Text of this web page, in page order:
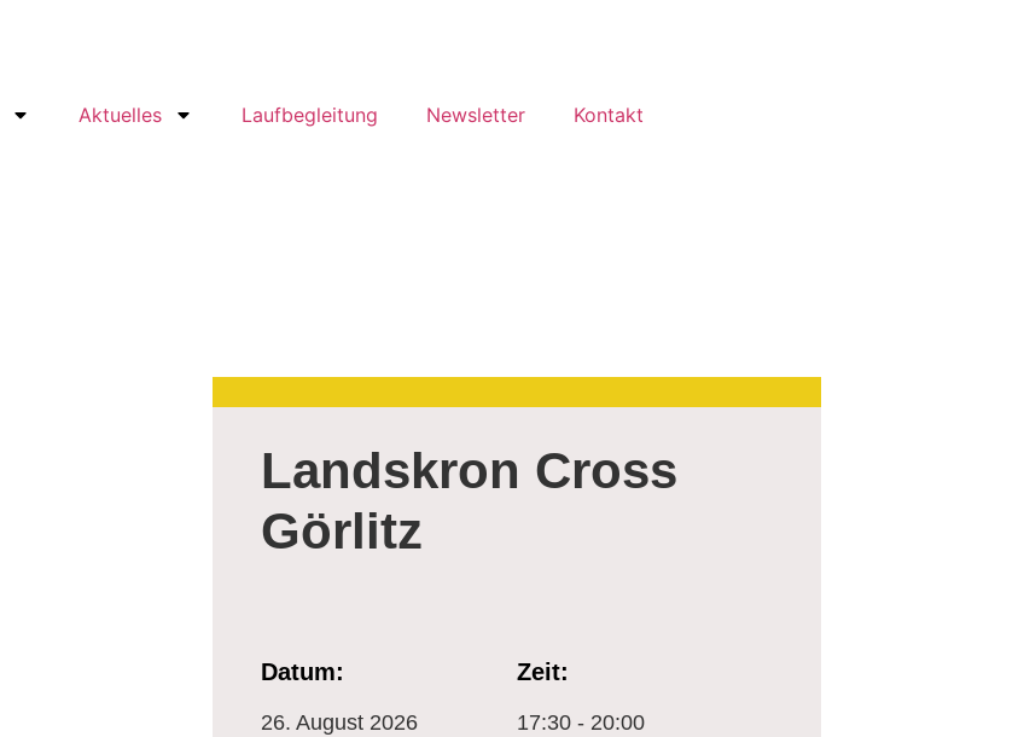
Aktuelles Laufbegleitung Newsletter Kontakt
Landskron Cross
Görlitz
Datum:
26. August 2026
Zeit:
17:30 - 20:00